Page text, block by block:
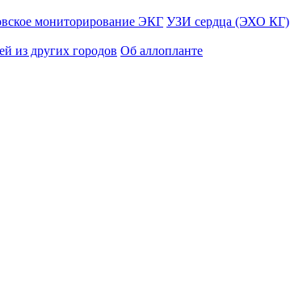
мониторирование ЭКГ УЗИ сердца (ЭХО КГ)
из других городов Об аллопланте